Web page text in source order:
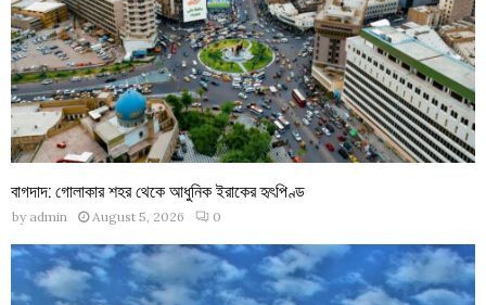
বাগদাদ: গোলাকার শহর থেকে আধুনিক ইরাকের হৃৎপিণ্ড
by admin August 5, 2026 0